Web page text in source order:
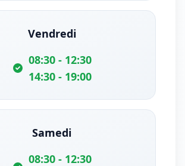
Vendredi
08:30 - 12:30
14:30 - 19:00
Samedi
08:30 - 12:30